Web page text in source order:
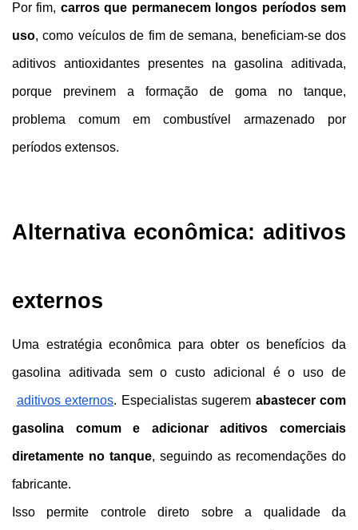
Por fim, carros que permanecem longos períodos sem
uso, como veículos de fim de semana, beneficiam-se dos
aditivos antioxidantes presentes na gasolina aditivada,
porque previnem a formação de goma no tanque,
problema comum em combustível armazenado por
períodos extensos.
Alternativa econômica: aditivos
externos
Uma estratégia econômica para obter os benefícios da
gasolina aditivada sem o custo adicional é o uso de
aditivos externos. Especialistas sugerem abastecer com
gasolina comum e adicionar aditivos comerciais
diretamente no tanque, seguindo as recomendações do
fabricante.
Isso permite controle direto sobre a qualidade da